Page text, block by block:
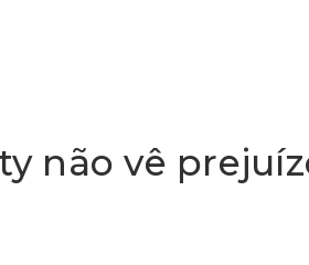
não vê